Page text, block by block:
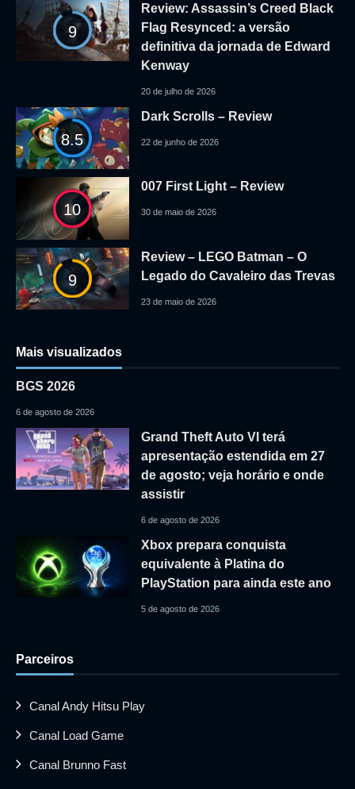
9
Review: Assassin’s Creed Black
Flag Resynced: a versão
definitiva da jornada de Edward
Kenway
20 de julho de 2026
8.5
Dark Scrolls – Review
22 de junho de 2026
10
007 First Light – Review
30 de maio de 2026
9
Review – LEGO Batman – O
Legado do Cavaleiro das Trevas
23 de maio de 2026
Mais visualizados
BGS 2026
6 de agosto de 2026
Grand Theft Auto VI terá
apresentação estendida em 27
de agosto; veja horário e onde
assistir
6 de agosto de 2026
Xbox prepara conquista
equivalente à Platina do
PlayStation para ainda este ano
5 de agosto de 2026
Parceiros
Canal Andy Hitsu Play
Canal Load Game
Canal Brunno Fast